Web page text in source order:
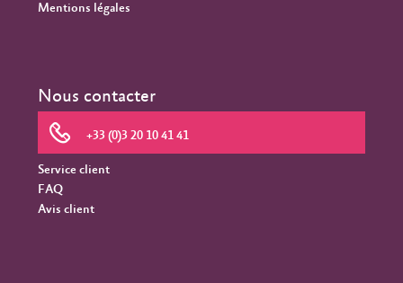
Mentions légales
Nous contacter
+33 (0)3 20 10 41 41
Service client
FAQ
Avis client